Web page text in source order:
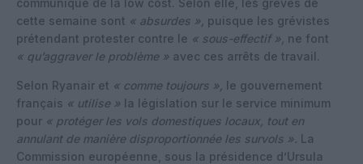
cette semaine sont « absurdes », puisque les grévistes
prétendant protester contre le « sous-effectif », ne font
« qu’aggraver le problème » avec ces arrêts de travail.
Selon Ryanair et « comme toujours », le gouvernement
français « utilise » la législation sur le service minimum
pour « protéger les vols domestiques locaux, tout en
annulant de manière disproportionnée les survols ». La
Commission européenne, sous la présidence d’Ursula